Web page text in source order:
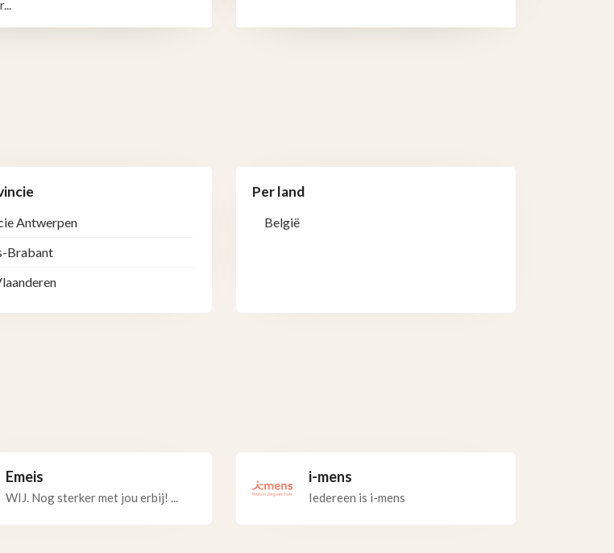
Antwerpen
Brabant
Per land
België
Emeis
WIJ. Nog sterker met jou erbij! ...
i-mens
Iedereen is i-mens